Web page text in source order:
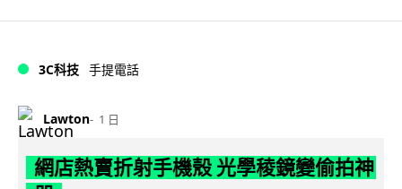
3C科技 手提電話
Lawton 1 日
網店熱賣折射手機殼 光學稜鏡變偷拍神